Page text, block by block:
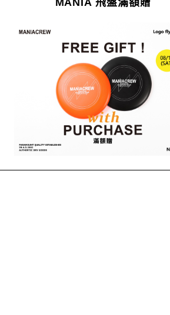
MANIA 飛盤滿額贈